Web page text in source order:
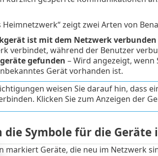
Heimnetzwerk“ zeigt zwei Arten von
ist mit dem Netzwerk verbunden
verbindet, während der Benutzer
gefunden – Wird angezeigt,
Gerät vorhanden ist.
weisen Sie darauf hin, dass
Klicken Sie zum Anzeigen der
die Symbole für die Geräte
markiert Geräte, die neu im Netzwerk